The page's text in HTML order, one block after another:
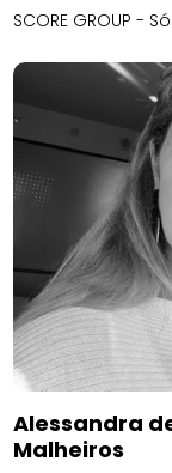
SCORE GROUP -
Alessandra
Malheiros